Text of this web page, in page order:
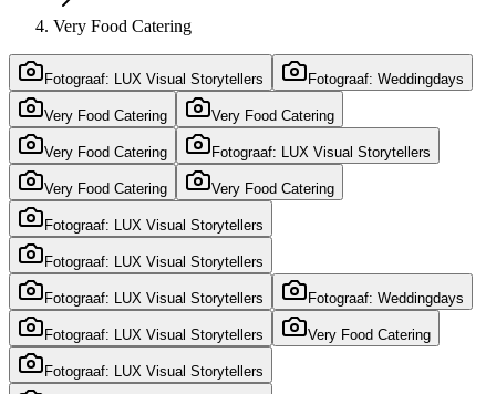
Very Food Catering
Fotograaf: LUX Visual Storytellers Fotograaf: Weddingdays
Very Food Catering Very Food Catering
Very Food Catering Fotograaf: LUX Visual Storytellers
Very Food Catering Very Food Catering
Fotograaf: LUX Visual Storytellers
Fotograaf: LUX Visual Storytellers
Fotograaf: LUX Visual Storytellers Fotograaf: Weddingdays
Fotograaf: LUX Visual Storytellers Very Food Catering
Fotograaf: LUX Visual Storytellers